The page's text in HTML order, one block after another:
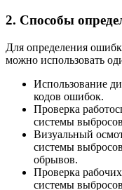
2. Способы
Для определения
можно использовать
Использование
кодов ошибок.
Проверка
системы
Визуальный
системы
обрывов.
Проверка
системы